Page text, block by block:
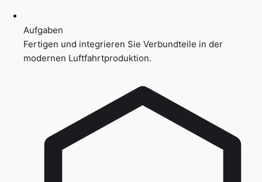
Aufgaben
Fertigen und integrieren Sie Verbundteile in der
modernen Luftfahrtproduktion.